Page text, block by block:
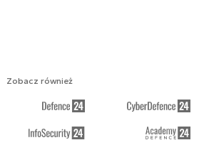
Zobacz również